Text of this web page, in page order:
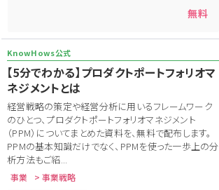
無料
【5分でわかる】プロダクトポートフォリオマ
ネジメントとは
経営戦略の策定や経営分析に用いるフレームワーク
のひとつ、プロダクトポートフォリオマネジメント
（PPM）についてまとめた資料を、無料で配布します。
PPMの基本知識だけでなく、PPMを使った一歩上の分
析方法もご紹...
事業 > 事業戦略